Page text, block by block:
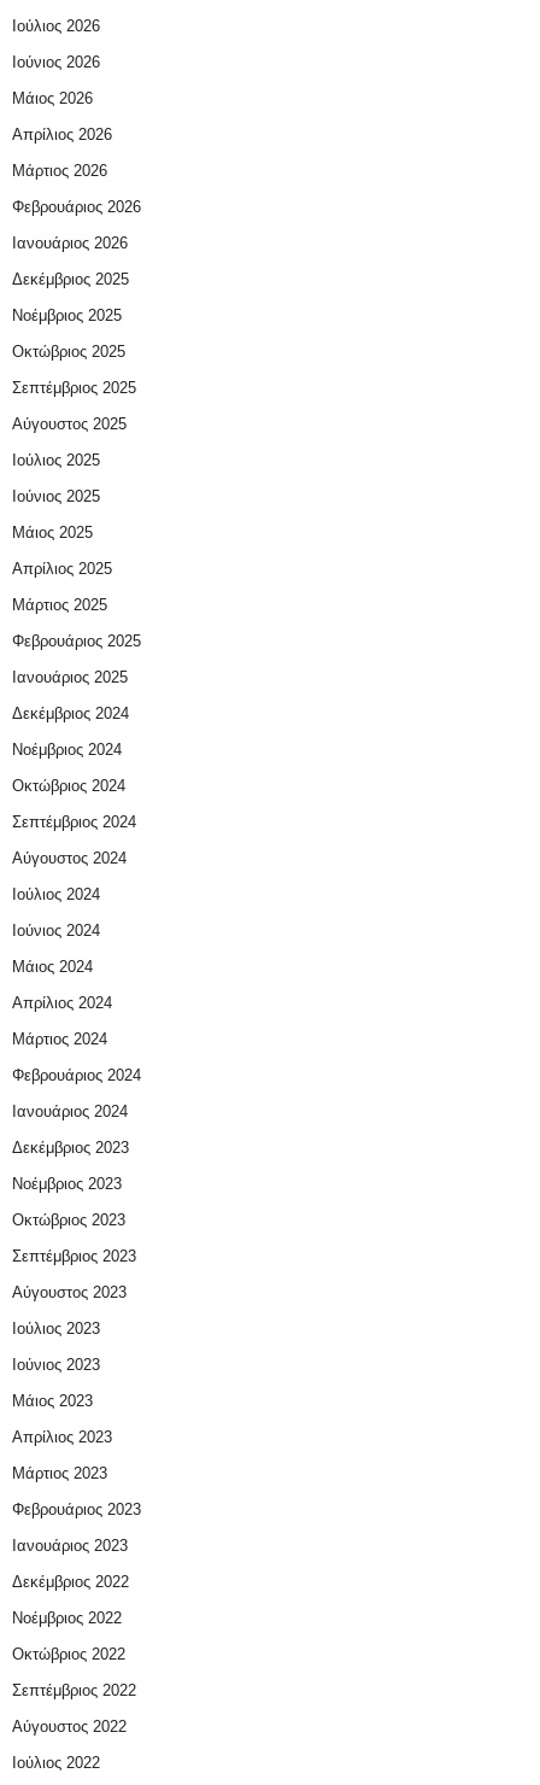
Ιούλιος 2026
Ιούνιος 2026
Μάιος 2026
Απρίλιος 2026
Μάρτιος 2026
Φεβρουάριος 2026
Ιανουάριος 2026
Δεκέμβριος 2025
Νοέμβριος 2025
Οκτώβριος 2025
Σεπτέμβριος 2025
Αύγουστος 2025
Ιούλιος 2025
Ιούνιος 2025
Μάιος 2025
Απρίλιος 2025
Μάρτιος 2025
Φεβρουάριος 2025
Ιανουάριος 2025
Δεκέμβριος 2024
Νοέμβριος 2024
Οκτώβριος 2024
Σεπτέμβριος 2024
Αύγουστος 2024
Ιούλιος 2024
Ιούνιος 2024
Μάιος 2024
Απρίλιος 2024
Μάρτιος 2024
Φεβρουάριος 2024
Ιανουάριος 2024
Δεκέμβριος 2023
Νοέμβριος 2023
Οκτώβριος 2023
Σεπτέμβριος 2023
Αύγουστος 2023
Ιούλιος 2023
Ιούνιος 2023
Μάιος 2023
Απρίλιος 2023
Μάρτιος 2023
Φεβρουάριος 2023
Ιανουάριος 2023
Δεκέμβριος 2022
Νοέμβριος 2022
Οκτώβριος 2022
Σεπτέμβριος 2022
Αύγουστος 2022
Ιούλιος 2022